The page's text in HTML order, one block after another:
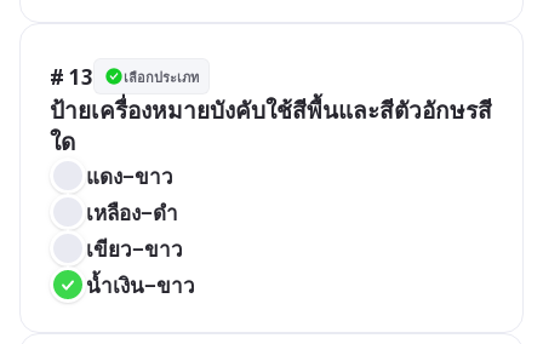
# 13 เลือกประเภท
ป้ายเครื่องหมายบังคับใช้สีพื้นและสีตัวอักษรสี
ใด
แดง−ขาว
เหลือง−ดำ
เขียว−ขาว
น้ำเงิน−ขาว